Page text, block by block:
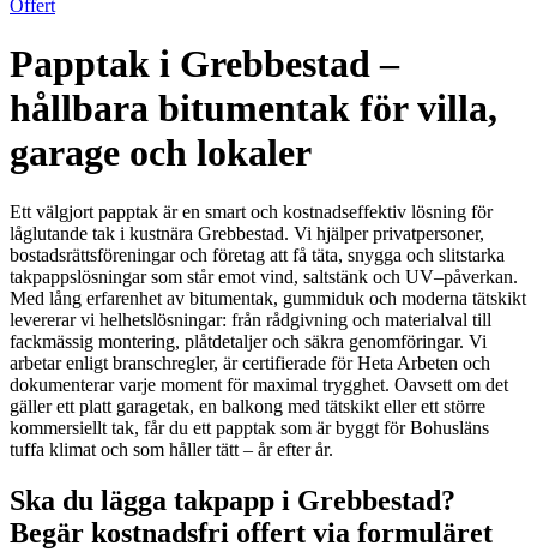
Offert
Papptak i Grebbestad –
hållbara bitumentak för villa,
garage och lokaler
Ett välgjort papptak är en smart och kostnadseffektiv lösning för
låglutande tak i kustnära Grebbestad. Vi hjälper privatpersoner,
bostadsrättsföreningar och företag att få täta, snygga och slitstarka
takpappslösningar som står emot vind, saltstänk och UV–påverkan.
Med lång erfarenhet av bitumentak, gummiduk och moderna tätskikt
levererar vi helhetslösningar: från rådgivning och materialval till
fackmässig montering, plåtdetaljer och säkra genomföringar. Vi
arbetar enligt branschregler, är certifierade för Heta Arbeten och
dokumenterar varje moment för maximal trygghet. Oavsett om det
gäller ett platt garagetak, en balkong med tätskikt eller ett större
kommersiellt tak, får du ett papptak som är byggt för Bohusläns
tuffa klimat och som håller tätt – år efter år.
Ska du lägga takpapp i Grebbestad?
Begär kostnadsfri offert via formuläret